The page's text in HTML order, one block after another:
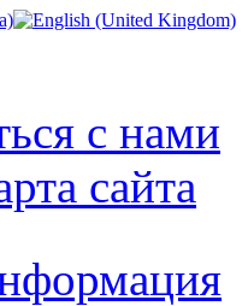
с нами
сайта